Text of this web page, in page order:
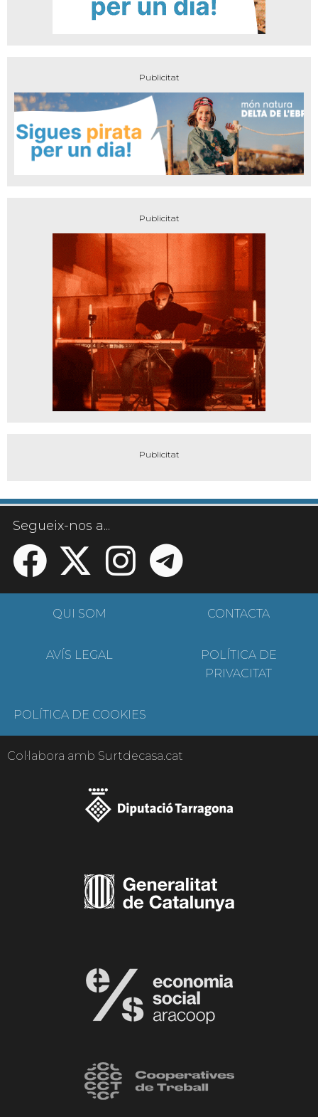
Segueix-nos a...
QUI SOM CONTACTA
AVÍS LEGAL
POLÍTICA DE
PRIVACITAT
POLÍTICA DE COOKIES
Col·labora amb Surtdecasa.cat